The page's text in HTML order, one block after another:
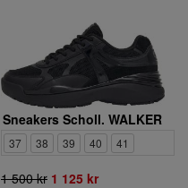
Sneakers Scholl. WALKER
37 38 39 40 41
1 500 kr 1 125 kr